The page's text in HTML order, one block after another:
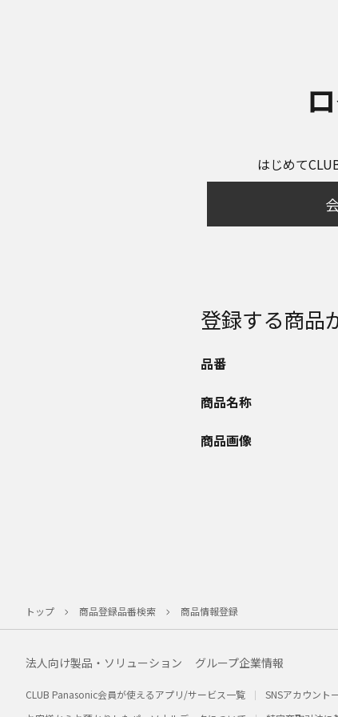
はじめて
登録する商品
品番
商品名称
商品画像
トップ 商品登録品番検索 商品情報登録
法人向け製品・ソリューション グループ企業情報
CLUB Panasonic会員が使えるアプリ/サービス一覧 SNSアカウント